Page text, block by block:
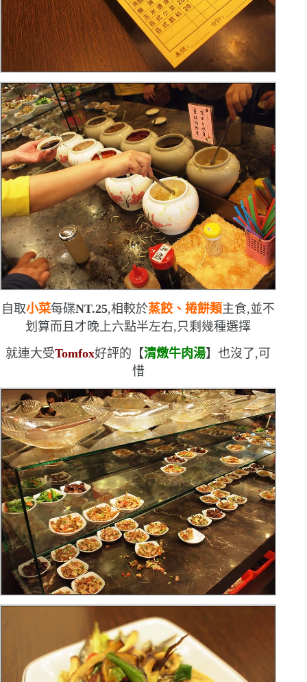
自取小菜每碟NT.25,相較於蒸餃、捲餅類主食,並不
划算而且才晚上六點半左右,只剩幾種選擇
就連大受Tomfox好評的【清燉牛肉湯】也沒了,可
惜